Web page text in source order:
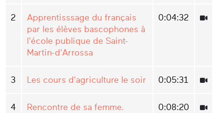
2
Apprentisssage du français
par les élèves bascophones à
l'école publique de Saint-
Martin-d'Arrossa
0:04:32
3 Les cours d'agriculture le soir 0:05:31
4
Rencontre de sa femme.
0:08:20